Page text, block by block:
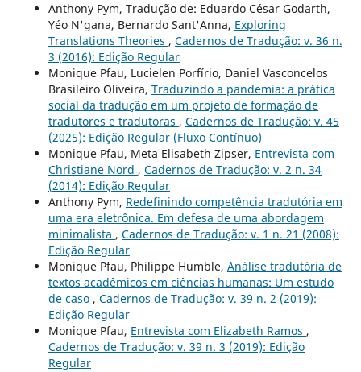
Anthony Pym, Tradução de: Eduardo César Godarth,
Yéo N'gana, Bernardo Sant'Anna, Exploring
Translations Theories , Cadernos de Tradução: v. 36 n.
3 (2016): Edição Regular
Monique Pfau, Lucielen Porfírio, Daniel Vasconcelos
Brasileiro Oliveira, Traduzindo a pandemia: a prática
social da tradução em um projeto de formação de
tradutores e tradutoras , Cadernos de Tradução: v. 45
(2025): Edição Regular (Fluxo Contínuo)
Monique Pfau, Meta Elisabeth Zipser, Entrevista com
Christiane Nord , Cadernos de Tradução: v. 2 n. 34
(2014): Edição Regular
Anthony Pym, Redefinindo competência tradutória em
uma era eletrônica. Em defesa de uma abordagem
minimalista , Cadernos de Tradução: v. 1 n. 21 (2008):
Edição Regular
Monique Pfau, Philippe Humble, Análise tradutória de
textos acadêmicos em ciências humanas: Um estudo
de caso , Cadernos de Tradução: v. 39 n. 2 (2019):
Edição Regular
Monique Pfau, Entrevista com Elizabeth Ramos ,
Cadernos de Tradução: v. 39 n. 3 (2019): Edição
Regular